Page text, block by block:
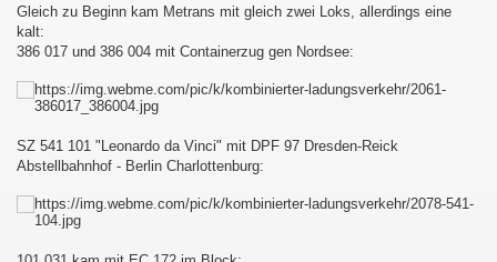
Gleich zu Beginn kam Metrans mit gleich zwei Loks, allerdings eine
kalt:
386 017 und 386 004 mit Containerzug gen Nordsee:
SZ 541 101 "Leonardo da Vinci" mit DPF 97 Dresden-Reick
Abstellbahnhof - Berlin Charlottenburg: